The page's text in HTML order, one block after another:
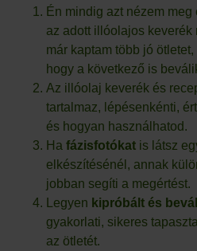
Én mindig azt nézem
az adott illóolajos keverék
már kaptam több jó
hogy a következő is
Az illóolaj keverék és
tartalmaz, lépésenkénti,
és hogyan használhatod.
Ha fázisfotókat is látsz
elkészítésénél, annak
jobban segíti a megértést.
Legyen kipróbált és
gyakorlati, sikeres
az ötletét.